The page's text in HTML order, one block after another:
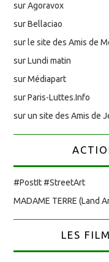
sur Agoravox
sur Bellaciao
sur le site des Amis de
sur Lundi matin
sur Médiapart
sur Paris-Luttes.Info
sur un site des Amis de
#PostIt #StreetArt
MADAME TERRE (Land
LES